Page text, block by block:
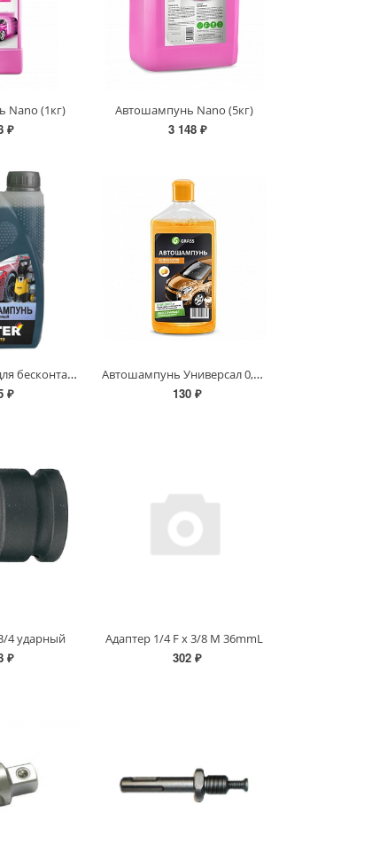
Nano (1кг)
₽
Автошампунь Nano (5кг)
3 148 ₽
Автошампунь для бесконтактной мойки Huter усиленный
₽
Автошампунь Универсал 0,5кг Апельсин
130 ₽
4 ударный
₽
Адаптер 1/4 F х 3/8 М 36mmL
302 ₽